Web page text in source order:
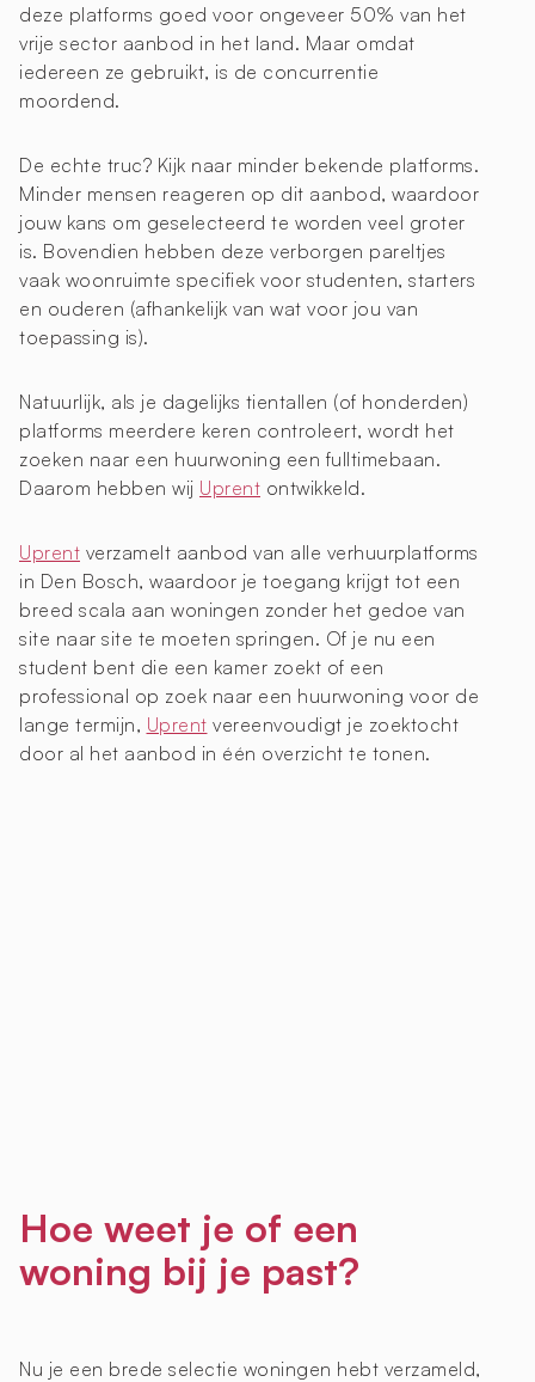
deze platforms goed voor ongeveer 50% van het
vrije sector aanbod in het land. Maar omdat
iedereen ze gebruikt, is de concurrentie
moordend.
De echte truc? Kijk naar minder bekende platforms.
Minder mensen reageren op dit aanbod, waardoor
jouw kans om geselecteerd te worden veel groter
is. Bovendien hebben deze verborgen pareltjes
vaak woonruimte specifiek voor studenten, starters
en ouderen (afhankelijk van wat voor jou van
toepassing is).
Natuurlijk, als je dagelijks tientallen (of honderden)
platforms meerdere keren controleert, wordt het
zoeken naar een huurwoning een fulltimebaan.
Daarom hebben wij Uprent ontwikkeld.
Uprent verzamelt aanbod van alle verhuurplatforms
in Den Bosch, waardoor je toegang krijgt tot een
breed scala aan woningen zonder het gedoe van
site naar site te moeten springen. Of je nu een
student bent die een kamer zoekt of een
professional op zoek naar een huurwoning voor de
lange termijn, Uprent vereenvoudigt je zoektocht
door al het aanbod in één overzicht te tonen.
Hoe weet je of een
woning bij je past?
Nu je een brede selectie woningen hebt verzameld,